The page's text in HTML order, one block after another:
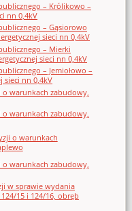
– Królikowo –
nn 0,4kV
– Gąsiorowo
sieci nn 0,4kV
– Mierki
sieci nn 0,4kV
– Jemiołowo –
sieci nn 0,4kV
warunkach zabudowy,
warunkach zabudowy,
o warunkach
warunkach zabudowy,
w sprawie wydania
15 i 124/16, obręb